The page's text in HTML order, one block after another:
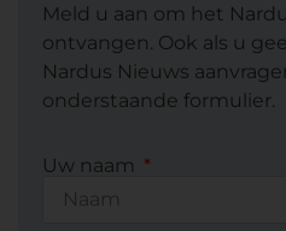
Meld u aan om het
ontvangen. Ook als u
Nardus Nieuws
onderstaande formulier.
Uw naam